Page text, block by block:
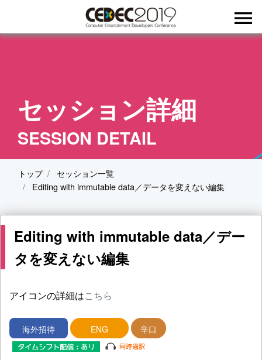
menu
セッション詳細
SESSION DETAIL
トップ
セッション一覧
Editing with immutable data／データを変えない編集
Editing with immutable data／デー
タを変えない編集
アイコンの詳細はこちら
海外招待 ENG 辛口